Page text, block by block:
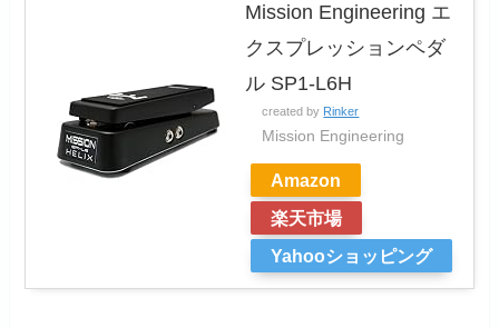
Mission Engineering エ
クスプレッションペダ
ル SP1-L6H
created by Rinker
Mission Engineering
Amazon
楽天市場
Yahooショッピング